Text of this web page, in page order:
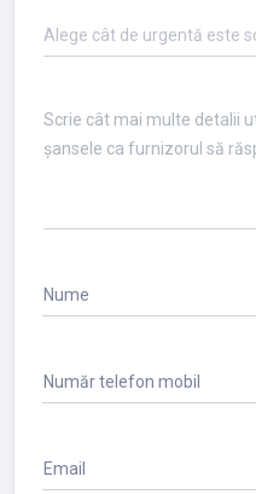
Alege cât de urgentă este
Nume
Număr telefon mobil
Email